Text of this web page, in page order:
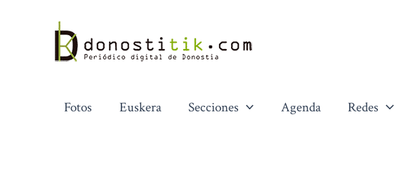
contenido
Fotos Euskera Secciones Agenda Redes